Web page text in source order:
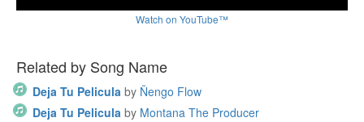
Watch on YouTube™
Related by Song Name
Deja Tu Pelicula by Ñengo Flow
Deja Tu Pelicula by Montana The Producer